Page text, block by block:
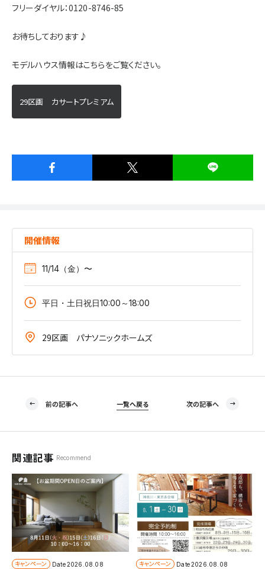
フリーダイヤル：0120-8746-85
お待ちしております♪
モデルハウス情報はこちらをご覧ください。
29区画 カサートプレミアム
開催情報
11/14（金）〜
平日・土日祝日10:00～18:00
29区画 パナソニックホームズ
前の記事へ 一覧へ戻る 次の記事へ
関連記事 Recommend
キャンペーン Date2026.08.08 キャンペーン Date2026.08.08